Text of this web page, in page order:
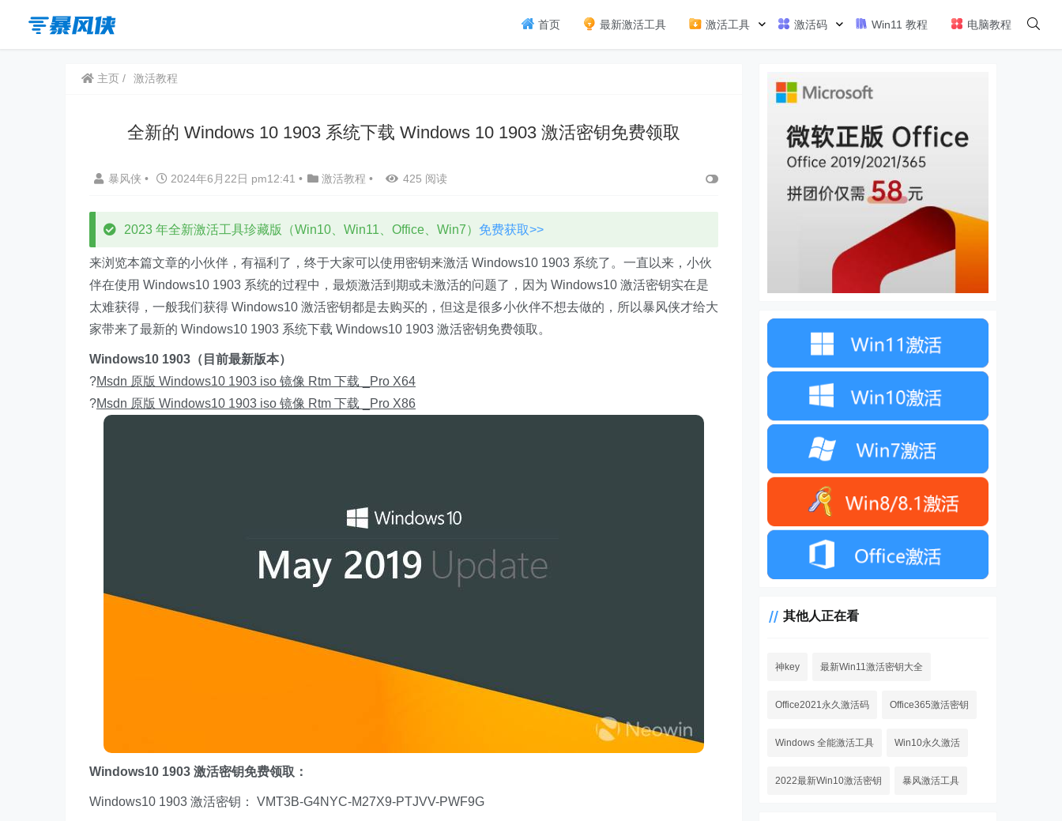
首页 最新激活工具 激活工具 激活码 Win11 教程 电脑教程
主页 激活教程
全新的 Windows 10 1903 系统下载 Windows 10 1903 激活密钥免费领取
暴风侠 • 2024年6月22日 pm12:41 • 激活教程 • 425 阅读
2023 年全新激活工具珍藏版（Win10、Win11、Office、Win7） 免费获取>>
来浏览本篇文章的小伙伴，有福利了，终于大家可以使用密钥来激活 Windows10 1903 系统了。一直以来，小伙
伴在使用 Windows10 1903 系统的过程中，最烦激活到期或未激活的问题了，因为 Windows10 激活密钥实在是
太难获得，一般我们获得 Windows10 激活密钥都是去购买的，但这是很多小伙伴不想去做的，所以暴风侠才给大
家带来了最新的 Windows10 1903 系统下载 Windows10 1903 激活密钥免费领取。
Windows10 1903（目前最新版本）
?Msdn 原版 Windows10 1903 iso 镜像 Rtm 下载 _Pro X64
?Msdn 原版 Windows10 1903 iso 镜像 Rtm 下载 _Pro X86
Windows10 1903 激活密钥免费领取：
Windows10 1903 激活密钥： VMT3B-G4NYC-M27X9-PTJVV-PWF9G
其他人正在看
神key 最新Win11激活密钥大全
Office2021永久激活码 Office365激活密钥
Windows 全能激活工具 Win10永久激活
2022最新Win10激活密钥 暴风激活工具